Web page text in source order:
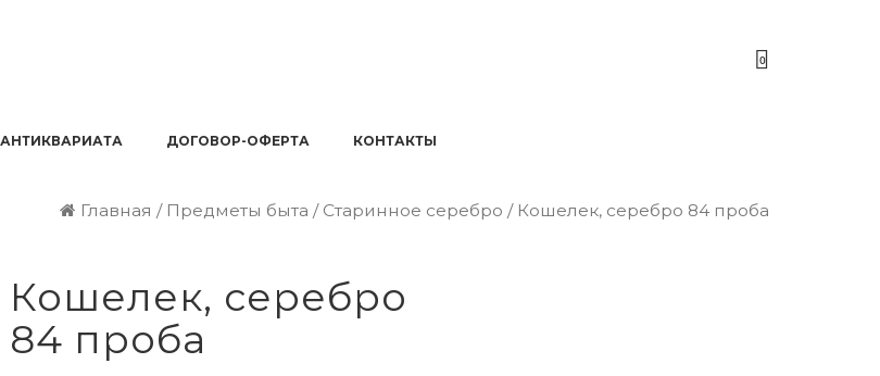
0
ДОГОВОР-ОФЕРТА КОНТАКТЫ
Главная / Предметы быта / Старинное серебро / Кошелек, серебро 84 проба
Кошелек, серебро
84 проба